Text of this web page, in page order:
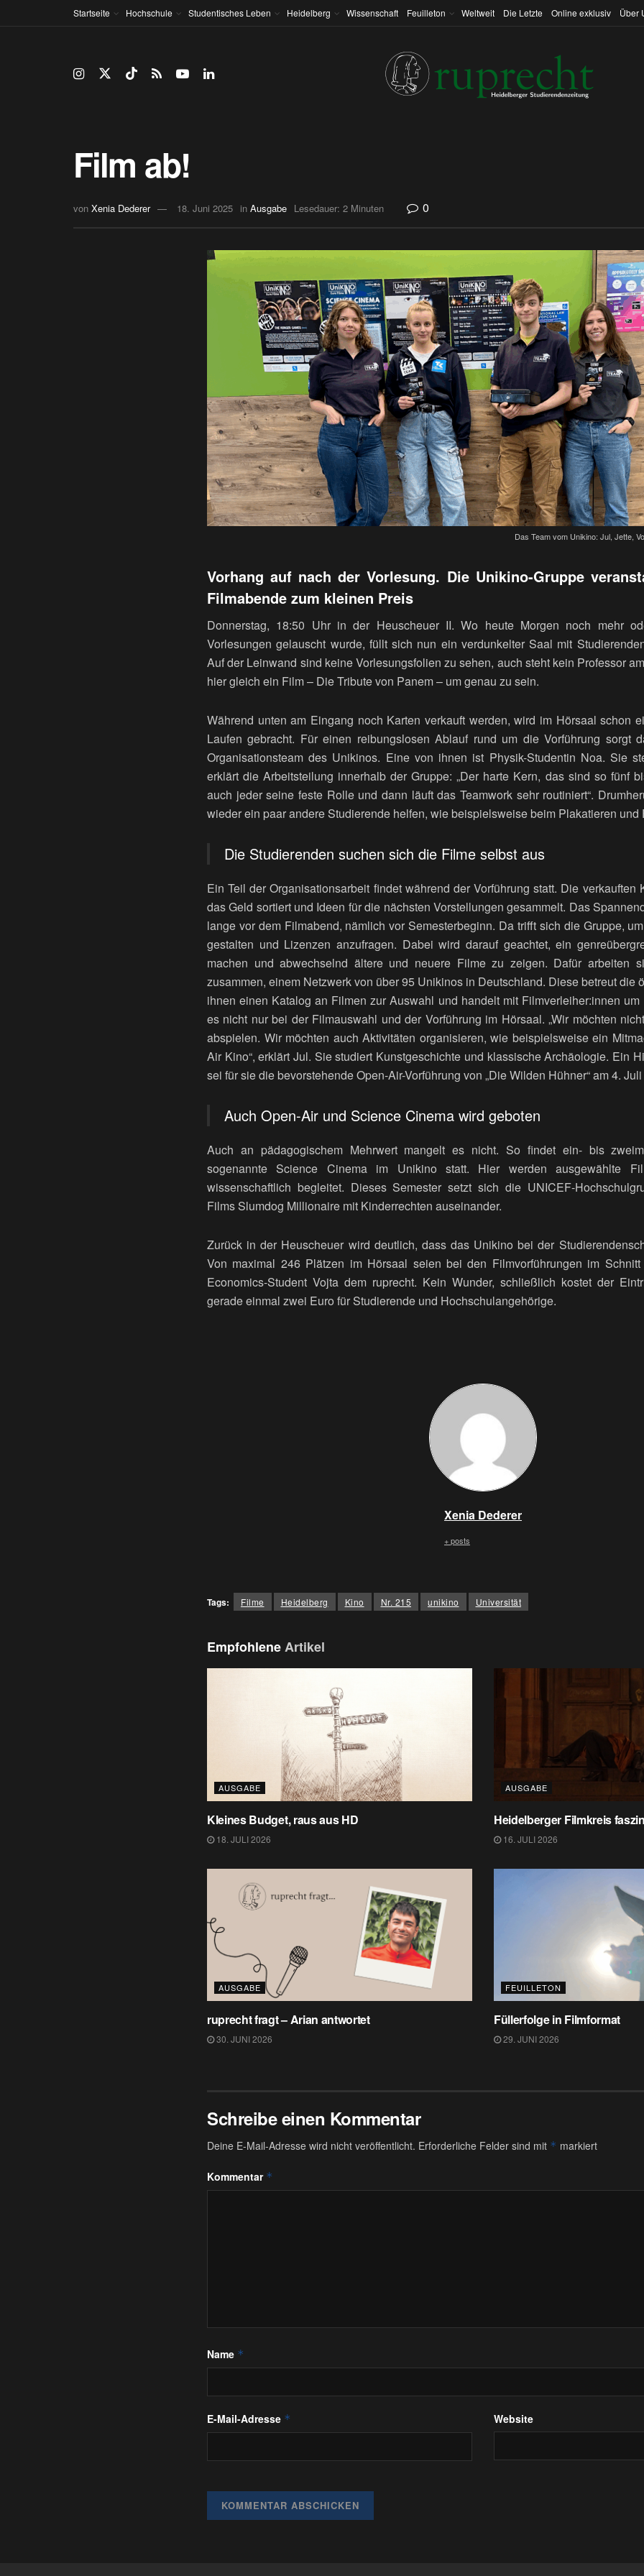
Startseite Hochschule Studentisches Leben Heidelberg Wissenschaft Feuilleton Weltweit Die Letzte Online exklusiv Über
Film ab!
von Xenia Dederer 18. Juni 2025 in Ausgabe Lesedauer: 2 Minuten 0
Das Team vom Unikino: Jul, Jette,
Vorhang auf nach der Vorlesung. Die Unikino-Gruppe
Filmabende zum kleinen Preis
Donnerstag, 18:50 Uhr in der Heuscheuer II. Wo heute Morgen noch mehr
Vorlesungen gelauscht wurde, füllt sich nun ein verdunkelter Saal mit
Auf der Leinwand sind keine Vorlesungsfolien zu sehen, auch steht kein Professor
hier gleich ein Film – Die Tribute von Panem – um genau zu sein.
Während unten am Eingang noch Karten verkauft werden, wird im Hörsaal schon
Laufen gebracht. Für einen reibungslosen Ablauf rund um die Vorführung sorgt
Organisationsteam des Unikinos. Eine von ihnen ist Physik-Studentin Noa. Sie
erklärt die Arbeitsteilung innerhalb der Gruppe: „Der harte Kern, das sind so fünf
auch jeder seine feste Rolle und dann läuft das Teamwork sehr routiniert“.
wieder ein paar andere Studierende helfen, wie beispielsweise beim Plakatieren und
Die Studierenden suchen sich die Filme selbst aus
Ein Teil der Organisationsarbeit findet während der Vorführung statt. Die verkauften
das Geld sortiert und Ideen für die nächsten Vorstellungen gesammelt. Das
lange vor dem Filmabend, nämlich vor Semesterbeginn. Da trifft sich die Gruppe,
gestalten und Lizenzen anzufragen. Dabei wird darauf geachtet, ein
machen und abwechselnd ältere und neuere Filme zu zeigen. Dafür arbeiten
zusammen, einem Netzwerk von über 95 Unikinos in Deutschland. Diese betreut die
ihnen einen Katalog an Filmen zur Auswahl und handelt mit Filmverleiher:innen
es nicht nur bei der Filmauswahl und der Vorführung im Hörsaal. „Wir möchten
abspielen. Wir möchten auch Aktivitäten organisieren, wie beispielsweise ein
Air Kino“, erklärt Jul. Sie studiert Kunstgeschichte und klassische Archäologie. Ein
sei für sie die bevorstehende Open-Air-Vorführung von „Die Wilden Hühner“ am 4.
Auch Open-Air und Science Cinema wird geboten
Auch an pädagogischem Mehrwert mangelt es nicht. So findet ein- bis
sogenannte Science Cinema im Unikino statt. Hier werden ausgewählte
wissenschaftlich begleitet. Dieses Semester setzt sich die UNICEF-
Films Slumdog Millionaire mit Kinderrechten auseinander.
Zurück in der Heuscheuer wird deutlich, dass das Unikino bei der
Von maximal 246 Plätzen im Hörsaal seien bei den Filmvorführungen im
Economics-Student Vojta dem ruprecht. Kein Wunder, schließlich kostet der
gerade einmal zwei Euro für Studierende und Hochschulangehörige.
Xenia Dederer
+ posts
Tags: Filme Heidelberg Kino Nr. 215 unikino Universität
EmpfohleneArtikel
AUSGABE
Kleines Budget, raus aus HD
18. JULI 2026
AUSGABE
Heidelberger Filmkreis
16. JULI 2026
AUSGABE
ruprecht fragt – Arian antwortet
30. JUNI 2026
FEUILLETON
Füllerfolge in Filmformat
29. JUNI 2026
Schreibe einen Kommentar
Deine E-Mail-Adresse wird nicht veröffentlicht. Erforderliche Felder sind mit * markiert
Kommentar *
Name *
E-Mail-Adresse * Website